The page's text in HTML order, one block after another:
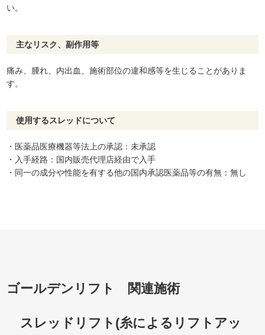
い。
主なリスク、副作用等
痛み、腫れ、内出血、施術部位の違和感等を生じることがありま
す。
使用するスレッドについて
・医薬品医療機器等法上の承認：未承認
・入手経路：国内販売代理店経由で入手
・同一の成分や性能を有する他の国内承認医薬品等の有無：無し
ゴールデンリフト 関連施術
スレッドリフト(糸によるリフトアッ